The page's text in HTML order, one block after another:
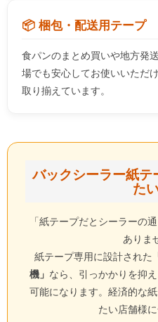
📦 梱包・配送用テープ
食パンのまとめ買いや地方発
場でも安心してお使いいただ
取り揃えています。
バックシーラー紙
た
「紙テープだとシーラーの
ありま
紙テープ専用に設計された
機」 なら、引っかかりを抑
可能になります。経済的な
たい店舗様に